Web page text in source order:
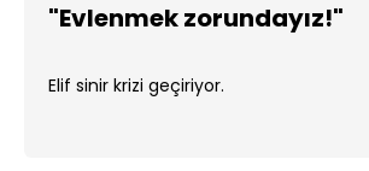
"Evlenmek zorundayız!"
Elif sinir krizi geçiriyor.